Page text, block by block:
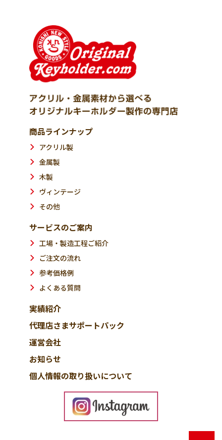
商品ラインナップ
アクリル製
金属製
木製
ヴィンテージ
その他
サービスのご案内
工場・製造工程ご紹介
ご注文の流れ
参考価格例
よくある質問
実績紹介
代理店さまサポートパック
運営会社
お知らせ
個人情報の取り扱いについて